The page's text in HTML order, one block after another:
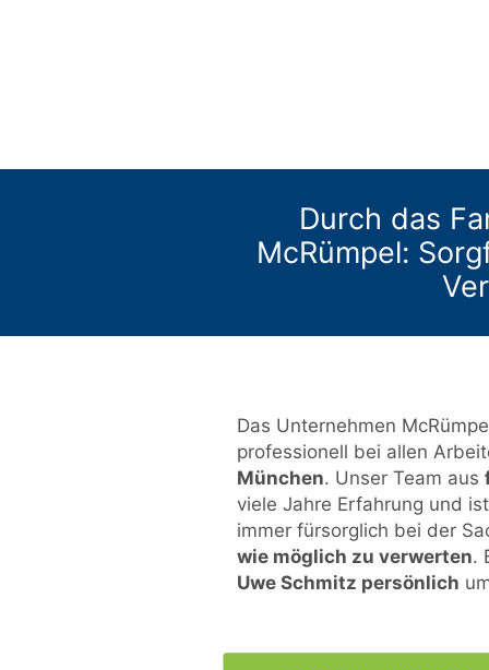
Durch das
McRümpel:
Das Unternehmen
professionell bei allen
München. Unser Team aus
viele Jahre Erfahrung und
immer fürsorglich bei der
wie möglich zu verwerten.
Uwe Schmitz persönlich